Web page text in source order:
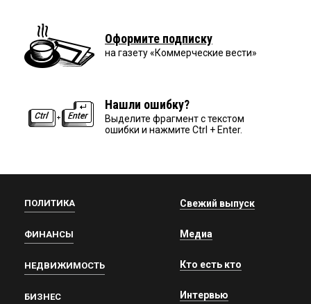
Оформите подписку
на газету «Коммерческие вести»
Нашли ошибку?
Выделите фрагмент с текстом
ошибки и нажмите Ctrl + Enter.
ПОЛИТИКА
ФИНАНСЫ
НЕДВИЖИМОСТЬ
БИЗНЕС
Свежий выпуск
Медиа
Кто есть кто
Интервью